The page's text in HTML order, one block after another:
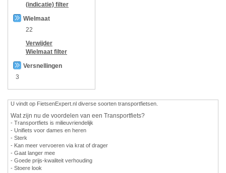
(indicatie) filter
Wielmaat
22
Verwijder
Wielmaat filter
Versnellingen
3
U vindt op FietsenExpert.nl diverse soorten transportfietsen.
Wat zijn nu de voordelen van een Transportfiets?
- Transportfiets is milieuvriendelijk
- Unifiets voor dames en heren
- Sterk
- Kan meer vervoeren via krat of drager
- Gaat langer mee
- Goede prijs-kwaliteit verhouding
- Stoere look